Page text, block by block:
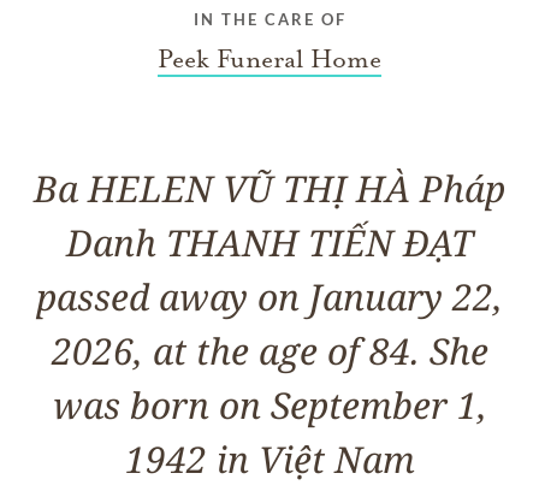
IN THE CARE OF
Peek Funeral Home
Ba HELEN VŨ THỊ HÀ Pháp
Danh THANH TIẾN ĐẠT
passed away on January 22,
2026, at the age of 84. She
was born on September 1,
1942 in Việt Nam